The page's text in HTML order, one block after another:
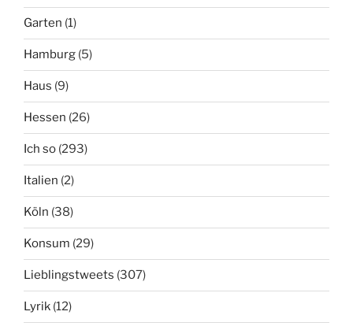
Garten (1)
Hamburg (5)
Haus (9)
Hessen (26)
Ich so (293)
Italien (2)
Köln (38)
Konsum (29)
Lieblingstweets (307)
Lyrik (12)